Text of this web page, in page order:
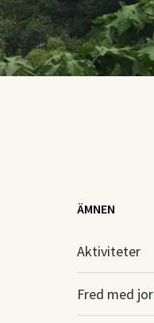
ÄMNEN
Aktiviteter
Fred med